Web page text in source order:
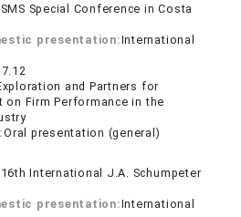
SMS Special Conference in Costa
presentation:International
and Partners for
on Firm Performance in the
Oral presentation (general)
16th International J.A. Schumpeter
presentation:International